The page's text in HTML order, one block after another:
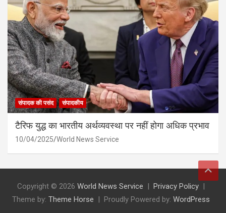
संपादक की पसंद संपादकीय
टैरिफ युद्ध का भारतीय अर्थव्यवस्था पर नहीं होगा अधिक प्रभाव
10/04/2025 World News Service
Copyright © 2026 World News Service
Privacy Policy
Theme by: Theme Horse Proudly Powered by: WordPress